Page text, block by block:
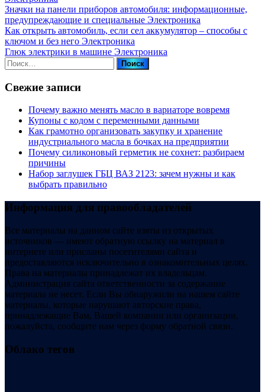
Значки на панели приборов автомобиля: информационные,
предупреждающие и специальные Электроника
Как открыть автомобиль, если сел аккумулятор – способы с
ключом и без него Электроника
Глюк электрики в машине Электроника
Найти:
Свежие записи
Почему важно менять масло в вариаторе вовремя
Купоны c кодом с переменными данными
Как грамотно организовать закупку и хранение
индустриального масла в бочках на предприятии
Почему силиконовый герметик не сохнет: разбираем
причины
Набор заглушек ГБЦ ВАЗ 2123: зачем нужны и как
выбрать правильно
Информация для правообладателей
Все материалы на данном сайте взяты из открытых
источников — имеют обратную ссылку на материал в
интернете или присланы посетителями сайта и
предоставляются исключительно в ознакомительных целях.
Права на материалы принадлежат их владельцам.
Администрация сайта ответственности за содержание
материала не несет. Если Вы обнаружили на нашем сайте
материалы, которые нарушают авторские права,
принадлежащие Вам, Вашей компании или организации,
пожалуйста, сообщите нам через форму обратной связи.
Облако тегов